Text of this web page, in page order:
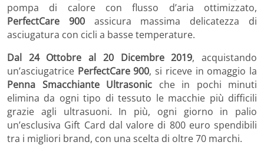
pompa di calore con flusso d’aria ottimizzato,
PerfectCare 900assicura massima delicatezza di
asciugatura con cicli a basse temperature.
Dal 24 Ottobre al 20 Dicembre 2019, acquistando
un’asciugatrice PerfectCare 900, si riceve in omaggio la
Penna Smacchiante Ultrasonic che in pochi minuti
elimina da ogni tipo di tessuto le macchie più difficili
grazie agli ultrasuoni. In più, ogni giorno in palio
un’esclusiva Gift Card dal valore di 800 euro spendibili
tra i migliori brand, con una scelta di oltre 70 marchi.